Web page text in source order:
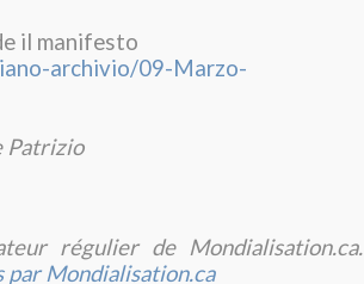
il manifesto
archivio/09-Marzo-
Patrizio
régulier de Mondialisation.ca.
Mondialisation.ca